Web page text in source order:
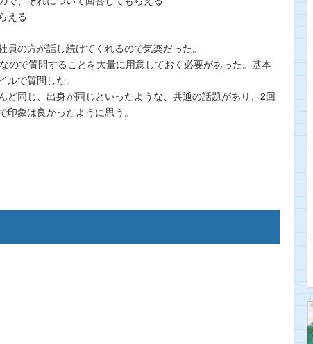
える
の方が話し続けてくれるので気楽だった。
ので質問することを大量に用意しておく必要があった。基本
で質問した。
ど同じ、出身が同じといったような、共通の話題があり、2回
象は良かったように思う。